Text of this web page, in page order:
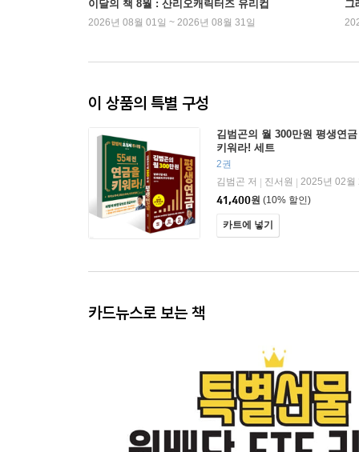
이달의 책 8월 : 산리오캐릭터즈 유리컵
2026년 08월 01일 ~ 2026년 08월 31일
그
이 상품의 특별 구성
김범곤의 월 300만원 평생연
키워라! 세트
2권
김범곤 저
진서원
2025년 02월
41,400원 (10% 할인)
카트에 넣기
카드뉴스로 보는 책